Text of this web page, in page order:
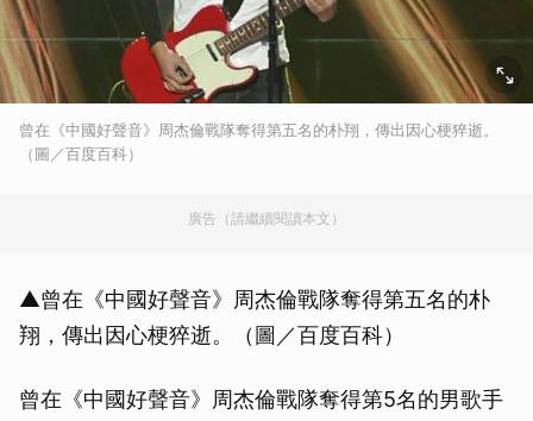
曾在《中國好聲音》周杰倫戰隊奪得第五名的朴翔，傳出因心梗猝逝。
（圖／百度百科）
廣告（請繼續閱讀本文）
▲曾在《中國好聲音》周杰倫戰隊奪得第五名的朴
翔，傳出因心梗猝逝。（圖／百度百科）
曾在《中國好聲音》周杰倫戰隊奪得第5名的男歌手